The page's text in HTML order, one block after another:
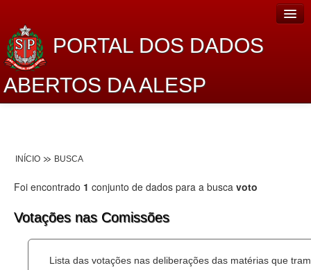
PORTAL DOS DADOS
ABERTOS DA ALESP
Lei de Acesso à Informação
Dados Governamentais Abertos
INÍCIO BUSCA
Foi encontrado 1 conjunto de dados para a busca voto
Votações nas Comissões
Lista das votações nas deliberações das matérias que